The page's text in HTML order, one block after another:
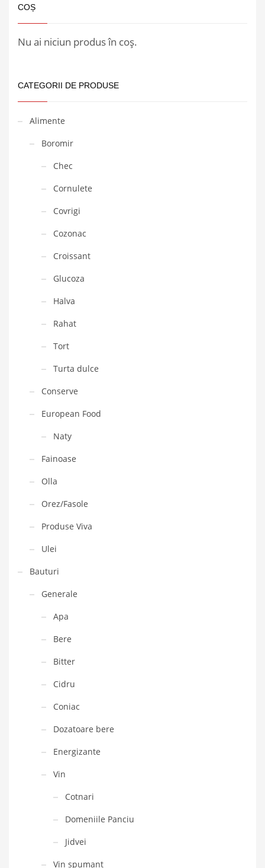
COȘ
Nu ai niciun produs în coș.
CATEGORII DE PRODUSE
Alimente
Boromir
Chec
Cornulete
Covrigi
Cozonac
Croissant
Glucoza
Halva
Rahat
Tort
Turta dulce
Conserve
European Food
Naty
Fainoase
Olla
Orez/Fasole
Produse Viva
Ulei
Bauturi
Generale
Apa
Bere
Bitter
Cidru
Coniac
Dozatoare bere
Energizante
Vin
Cotnari
Domeniile Panciu
Jidvei
Vin spumant